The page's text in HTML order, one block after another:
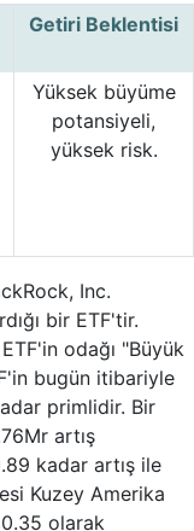
Getiri Beklentisi
Yüksek büyüme
potansiyeli,
yüksek risk.
Inc.
bir ETF'tir.
odağı "Büyük
bugün itibariyle
primlidir. Bir
artış
kadar artış ile
Kuzey Amerika
olarak